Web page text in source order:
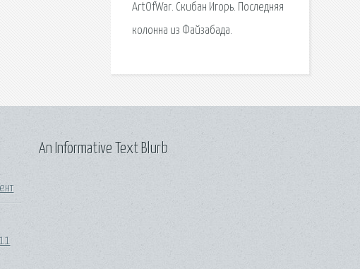
ArtOfWar. Скибан Игорь. Последняя
колонна из Файзабада.
An Informative Text Blurb